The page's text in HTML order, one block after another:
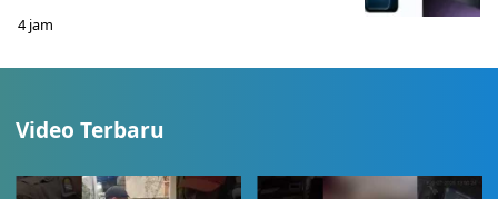
4 jam
Video Terbaru